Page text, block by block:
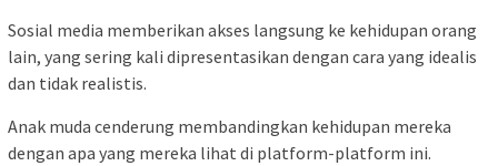
Sosial media memberikan akses langsung ke kehidupan orang
lain, yang sering kali dipresentasikan dengan cara yang idealis
dan tidak realistis.
Anak muda cenderung membandingkan kehidupan mereka
dengan apa yang mereka lihat di platform-platform ini.